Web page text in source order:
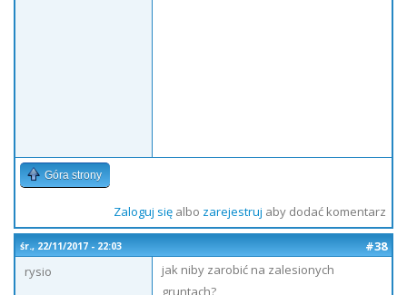
Góra strony
Zaloguj sięalbo zarejestruj aby dodać komentarz
śr., 22/11/2017 - 22:03
#38
rysio
jak niby zarobić na zalesionych
gruntach?